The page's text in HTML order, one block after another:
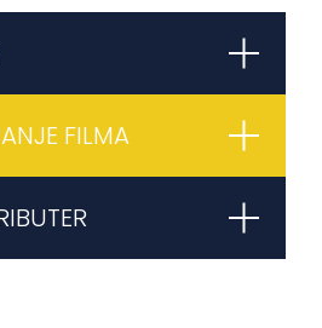
FILMA